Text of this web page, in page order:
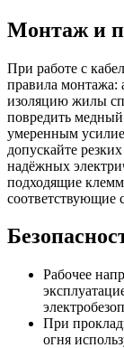
Монтаж и
При работе с
правила монтажа:
изоляцию жилы
повредить медный
умеренным
допускайте
надёжных
подходящие
соответствующие
Рабочее
При
огня